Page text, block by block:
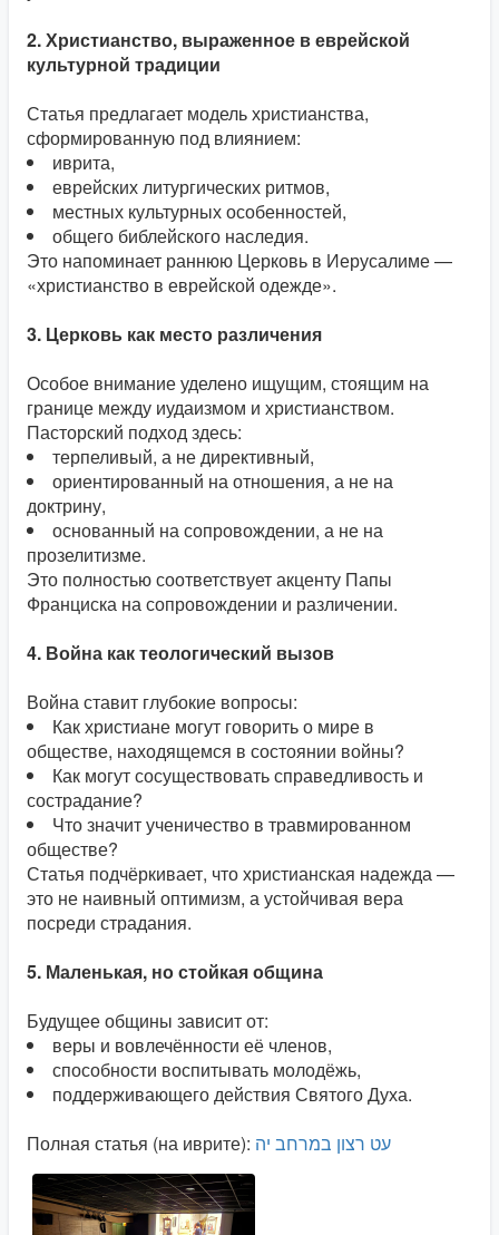
2. Христианство, выраженное в еврейской
культурной традиции
Статья предлагает модель христианства,
сформированную под влиянием:
иврита,
еврейских литургических ритмов,
местных культурных особенностей,
общего библейского наследия.
Это напоминает раннюю Церковь в Иерусалиме —
«христианство в еврейской одежде».
3. Церковь как место различения
Особое внимание уделено ищущим, стоящим на
границе между иудаизмом и христианством.
Пасторский подход здесь:
терпеливый, а не директивный,
ориентированный на отношения, а не на
доктрину,
основанный на сопровождении, а не на
прозелитизме.
Это полностью соответствует акценту Папы
Франциска на сопровождении и различении.
4. Война как теологический вызов
Война ставит глубокие вопросы:
Как христиане могут говорить о мире в
обществе, находящемся в состоянии войны?
Как могут сосуществовать справедливость и
сострадание?
Что значит ученичество в травмированном
обществе?
Статья подчёркивает, что христианская надежда —
это не наивный оптимизм, а устойчивая вера
посреди страдания.
5. Маленькая, но стойкая община
Будущее общины зависит от:
веры и вовлечённости её членов,
способности воспитывать молодёжь,
поддерживающего действия Святого Духа.
Полная статья (на иврите): עט רצון במרחב יה